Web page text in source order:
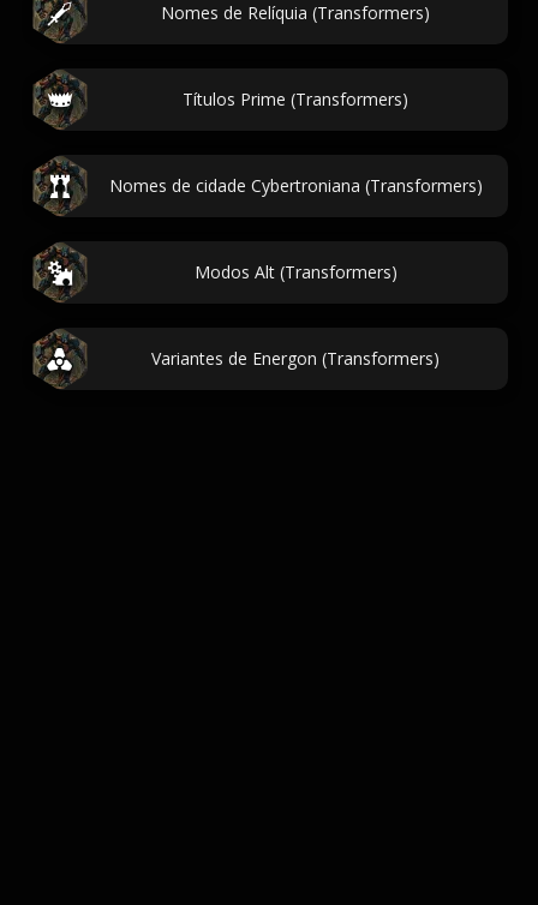
Nomes de Relíquia (Transformers)
Títulos Prime (Transformers)
Nomes de cidade Cybertroniana (Transformers)
Modos Alt (Transformers)
Variantes de Energon (Transformers)